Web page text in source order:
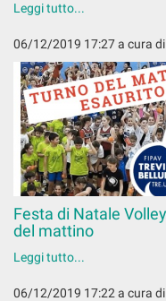
Leggi tutto...
06/12/2019 17:27a cura
Festa di Natale
del mattino
Leggi tutto...
06/12/2019 17:22 a cura